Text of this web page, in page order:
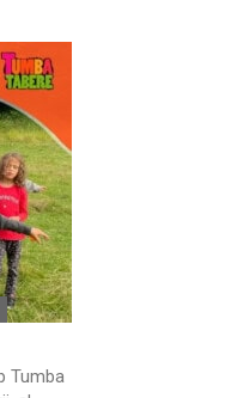
Tumba